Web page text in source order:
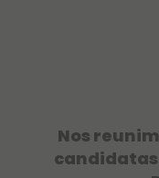
Nos
candidatas